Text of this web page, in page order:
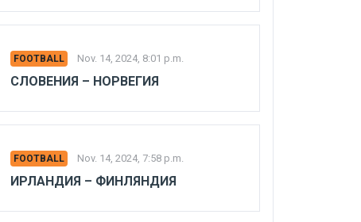
FOOTBALL Nov. 14, 2024, 8:01 p.m.
СЛОВЕНИЯ – НОРВЕГИЯ
FOOTBALL Nov. 14, 2024, 7:58 p.m.
ИРЛАНДИЯ – ФИНЛЯНДИЯ